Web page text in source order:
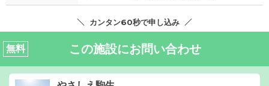
カンタン60秒で申し込み
無料 この施設にお問い合わせ